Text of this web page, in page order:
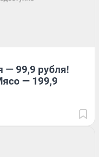
— 99,9 рубля!
— 199,9